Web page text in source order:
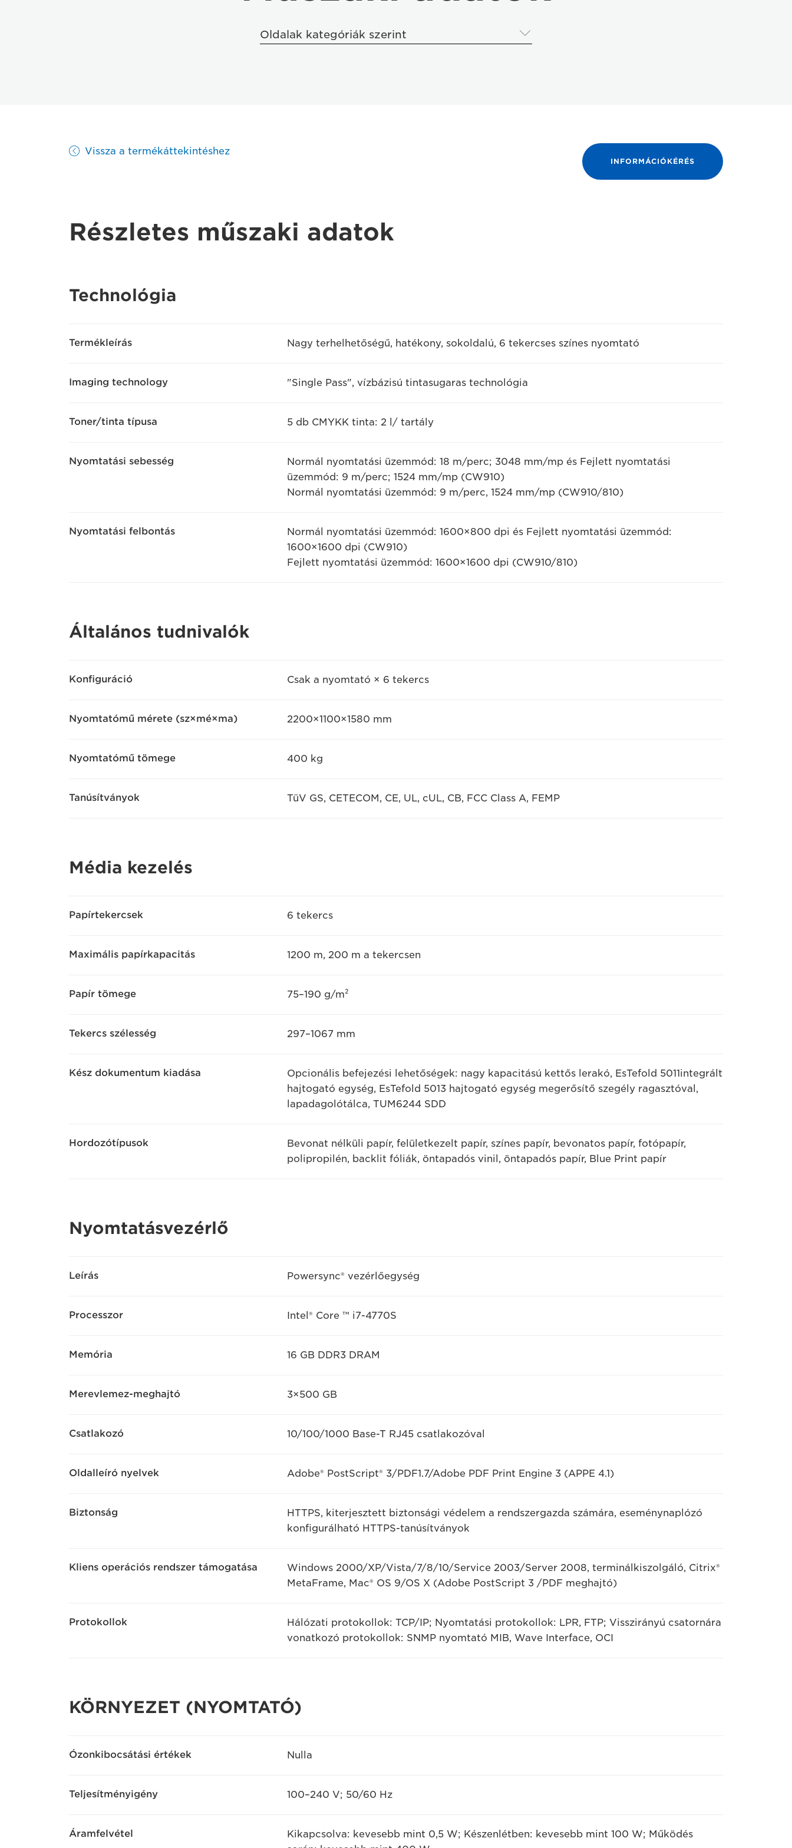
Oldalak kategóriák szerint
Vissza a termékáttekintéshez
INFORMÁCIÓKÉRÉS
Részletes műszaki adatok
Technológia
Termékleírás Nagy terhelhetőségű, hatékony, sokoldalú, 6 tekercses színes nyomtató
Imaging technology "Single Pass", vízbázisú tintasugaras technológia
Toner/tinta típusa 5 db CMYKK tinta: 2 l/ tartály
Nyomtatási sebesség
Normál nyomtatási üzemmód: 18 m/perc; 3048 mm/mp és Fejlett nyomtatási
üzemmód: 9 m/perc; 1524 mm/mp (CW910)
Normál nyomtatási üzemmód: 9 m/perc, 1524 mm/mp (CW910/810)
Nyomtatási felbontás
Normál nyomtatási üzemmód: 1600×800 dpi és Fejlett nyomtatási üzemmód:
1600×1600 dpi (CW910)
Fejlett nyomtatási üzemmód: 1600×1600 dpi (CW910/810)
Általános tudnivalók
Konfiguráció Csak a nyomtató × 6 tekercs
Nyomtatómű mérete (sz×mé×ma) 2200×1100×1580 mm
Nyomtatómű tömege 400 kg
Tanúsítványok TüV GS, CETECOM, CE, UL, cUL, CB, FCC Class A, FEMP
Média kezelés
Papírtekercsek 6 tekercs
Maximális papírkapacitás 1200 m, 200 m a tekercsen
Papír tömege 75–190 g/m²
Tekercs szélesség 297–1067 mm
Kész dokumentum kiadása
Opcionális befejezési lehetőségek: nagy kapacitású kettős lerakó, EsTefold 5011integrált
hajtogató egység, EsTefold 5013 hajtogató egység megerősítő szegély ragasztóval,
lapadagolótálca, TUM6244 SDD
Hordozótípusok
Bevonat nélküli papír, felületkezelt papír, színes papír, bevonatos papír, fotópapír,
polipropilén, backlit fóliák, öntapadós vinil, öntapadós papír, Blue Print papír
Nyomtatásvezérlő
Leírás Powersync® vezérlőegység
Processzor Intel® Core ™ i7-4770S
Memória 16 GB DDR3 DRAM
Merevlemez-meghajtó 3×500 GB
Csatlakozó 10/100/1000 Base-T RJ45 csatlakozóval
Oldalleíró nyelvek Adobe® PostScript® 3/PDF1.7/Adobe PDF Print Engine 3 (APPE 4.1)
Biztonság
HTTPS, kiterjesztett biztonsági védelem a rendszergazda számára, eseménynaplózó
konfigurálható HTTPS-tanúsítványok
Kliens operációs rendszer támogatása
Windows 2000/XP/Vista/7/8/10/Service 2003/Server 2008, terminálkiszolgáló, Citrix®
MetaFrame, Mac® OS 9/OS X (Adobe PostScript 3 /PDF meghajtó)
Protokollok
Hálózati protokollok: TCP/IP; Nyomtatási protokollok: LPR, FTP; Visszirányú csatornára
vonatkozó protokollok: SNMP nyomtató MIB, Wave Interface, OCI
KÖRNYEZET (NYOMTATÓ)
Ózonkibocsátási értékek Nulla
Teljesítményigény 100–240 V; 50/60 Hz
Áramfelvétel
Kikapcsolva: kevesebb mint 0,5 W; Készenlétben: kevesebb mint 100 W; Működés